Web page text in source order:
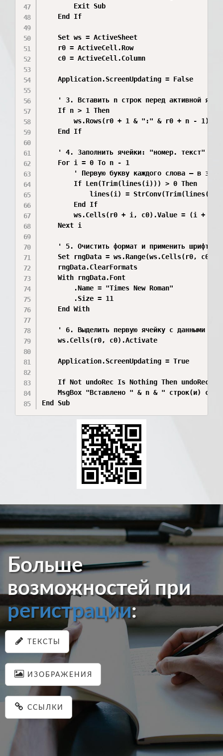
        Exit Sub
    End If
    Set ws = ActiveSheet
    r0 = ActiveCell.Row
    c0 = ActiveCell.Column
    Application.ScreenUpdating = False
' 3. Вставить n строк перед активной
    If n > 1 Then
ws.Rows(r0 + 1 & ":" & r0 + n -
    End If
    ' 4. Заполнить ячейки: "номер. текст"
    For i = 0 To n - 1
' Первую букву каждого слова — в
        If Len(Trim(lines(i))) > 0 Then
lines(i) =
        End If
ws.Cells(r0 + i, c0).Value = (i + 1)
    Next i
' 5. Очистить формат и применить шрифт
Set rngData = ws.Range(ws.Cells(r0, c0),
    rngData.ClearFormats
    With rngData.Font
        .Name = "Times New Roman"
        .Size = 11
    End With
    ' 6. Выделить первую ячейку с данными
    ws.Cells(r0, c0).Activate
    Application.ScreenUpdating = True
If Not undoRec Is Nothing Then
MsgBox "Вставлено " & n & " строк(и) с
End Sub
Больше
возможностей при
регистрации:
ТЕКСТЫ
ИЗОБРАЖЕНИЯ
ССЫЛКИ